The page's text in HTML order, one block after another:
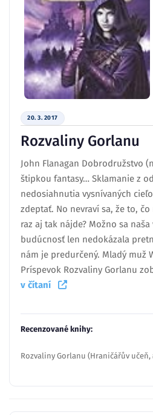
20. 3. 2017
Rozvaliny Gorlanu
John Flanagan Dobrodružstvo
štipkou fantasy… Sklamanie z
nedosiahnutia vysnívaných
zdeptať. No nevraví sa, že to,
raz aj tak nájde? Možno sa
budúcnosť len nedokázala
nám je predurčený. Mladý muž
Príspevok Rozvaliny Gorlanu
v čítaní
Recenzované knihy:
Rozvaliny Gorlanu (Hraničářův učeň,